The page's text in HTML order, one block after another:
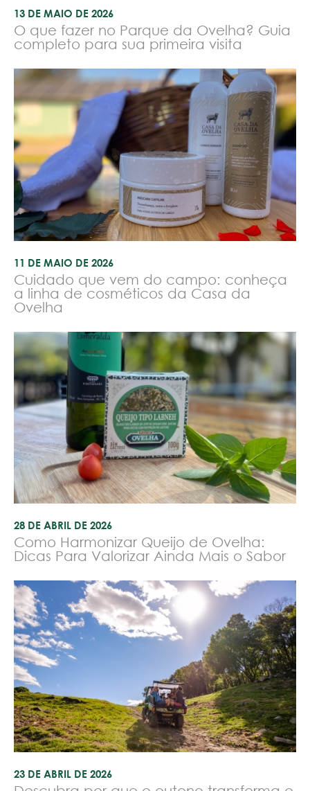
13 DE MAIO DE 2026
O que fazer no Parque da Ovelha? Guia
completo para sua primeira visita
11 DE MAIO DE 2026
Cuidado que vem do campo: conheça
a linha de cosméticos da Casa da
Ovelha
28 DE ABRIL DE 2026
Como Harmonizar Queijo de Ovelha:
Dicas Para Valorizar Ainda Mais o Sabor
23 DE ABRIL DE 2026